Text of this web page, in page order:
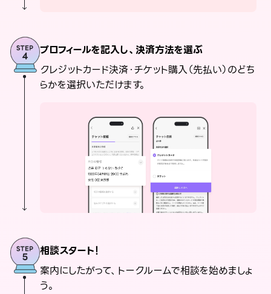
プロフィールを記入し、決済方法を選ぶ
クレジットカード決済・チケット購入（先払い）のどち
らかを選択いただけます。
相談スタート！
案内にしたがって、トークルームで相談を始めましょ
う。